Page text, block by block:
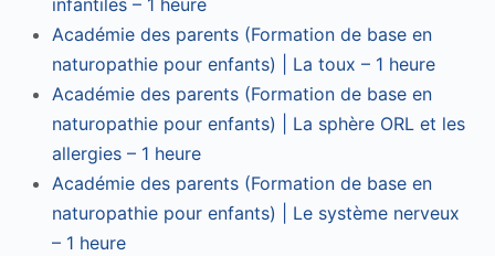
infantiles – 1 heure
Académie des parents (Formation de base en
naturopathie pour enfants) | La toux – 1 heure
Académie des parents (Formation de base en
naturopathie pour enfants) | La sphère ORL et les
allergies – 1 heure
Académie des parents (Formation de base en
naturopathie pour enfants) | Le système nerveux
– 1 heure